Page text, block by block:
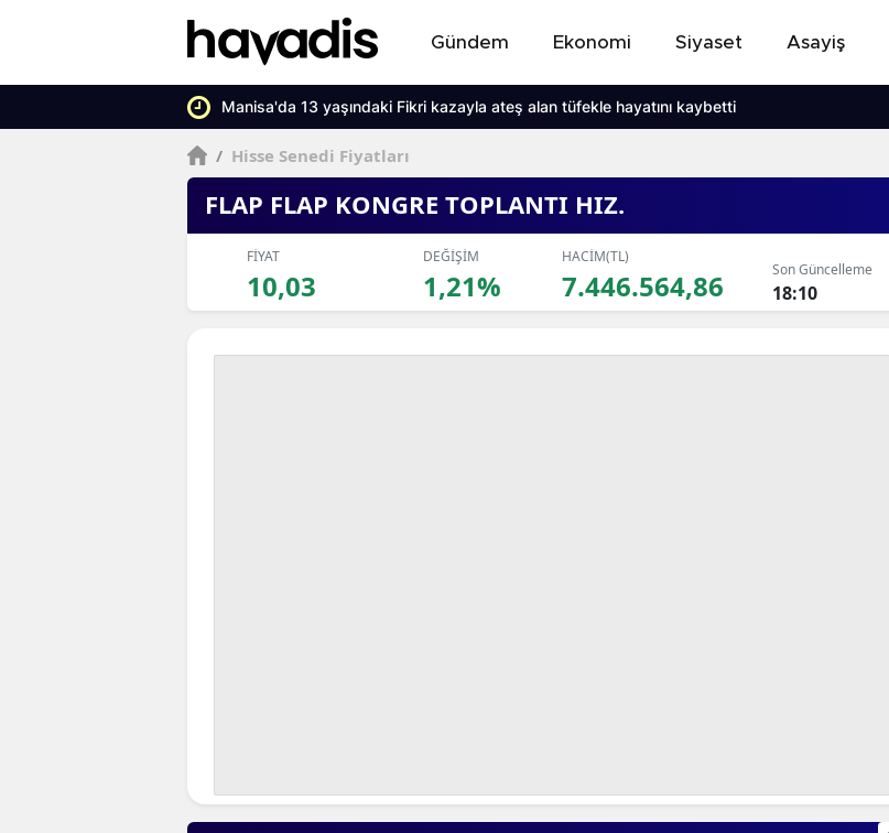
Gündem Ekonomi Siyaset Asayiş
Manisa'da 13 yaşındaki Fikri kazayla ateş alan tüfekle hayatını kaybetti
/ Hisse Senedi Fiyatları
FLAP FLAP KONGRE TOPLANTI HIZ.
FİYAT
10,03
DEĞİŞİM
1,21%
HACİM(TL)
7.446.564,86 Son Güncelleme
18:10